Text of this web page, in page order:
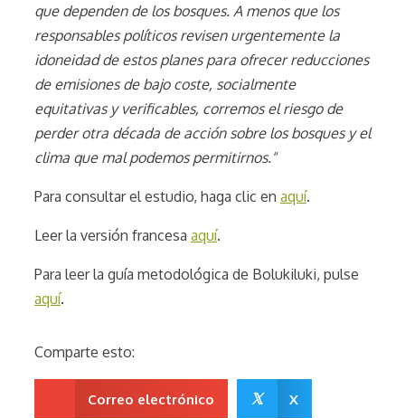
que dependen de los bosques. A menos que los
responsables políticos revisen urgentemente la
idoneidad de estos planes para ofrecer reducciones
de emisiones de bajo coste, socialmente
equitativas y verificables, corremos el riesgo de
perder otra década de acción sobre los bosques y el
clima que mal podemos permitirnos."
Para consultar el estudio, haga clic en aquí.
Leer la versión francesa aquí.
Para leer la guía metodológica de Bolukiluki, pulse
aquí.
Comparte esto:
Correo electrónico 𝕏 X